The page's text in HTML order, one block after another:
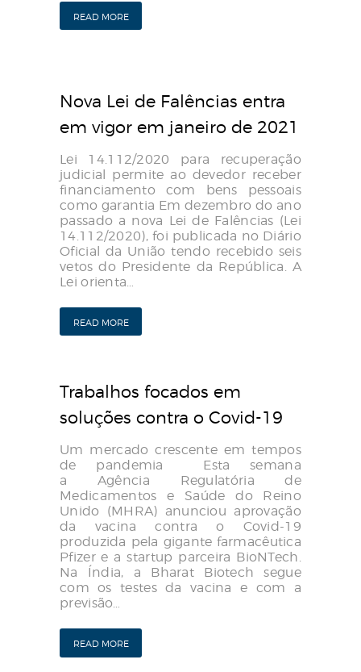
READ MORE
Nova Lei de Falências entra
em vigor em janeiro de 2021
Lei 14.112/2020 para recuperação
judicial permite ao devedor receber
financiamento com bens pessoais
como garantia Em dezembro do ano
passado a nova Lei de Falências (Lei
14.112/2020), foi publicada no Diário
Oficial da União tendo recebido seis
vetos do Presidente da República. A
Lei orienta…
READ MORE
Trabalhos focados em
soluções contra o Covid-19
Um mercado crescente em tempos
de pandemia Esta semana
a Agência Regulatória de
Medicamentos e Saúde do Reino
Unido (MHRA) anunciou aprovação
da vacina contra o Covid-19
produzida pela gigante farmacêutica
Pfizer e a startup parceira BioNTech.
Na Índia, a Bharat Biotech segue
com os testes da vacina e com a
previsão…
READ MORE